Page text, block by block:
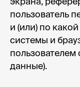
экрана,
пользователь
и (или) по
системы и
данные).